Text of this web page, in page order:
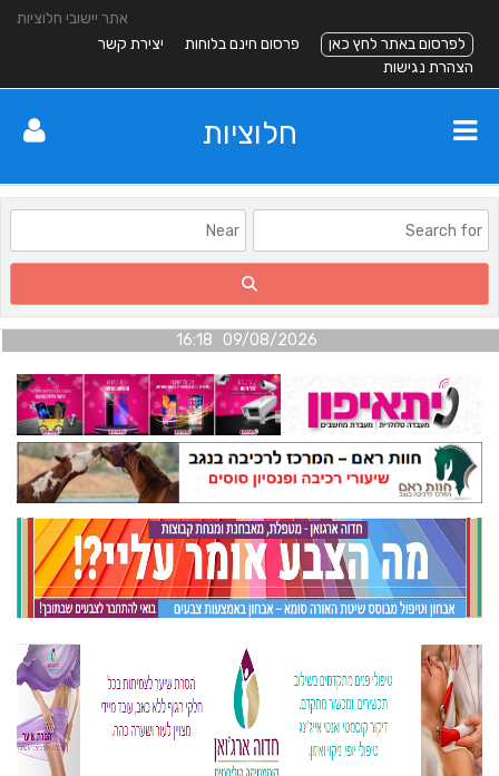
אתר יישובי חלוציות
לפרסום באתר לחץ כאן
פרסום חינם בלוחות
יצירת קשר
הצהרת נגישות
חלוציות
09/08/2026 16:18